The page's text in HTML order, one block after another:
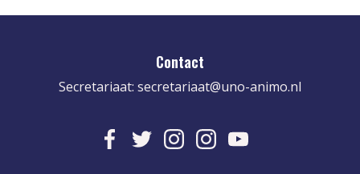
Contact
Secretariaat: secretariaat@uno-animo.nl